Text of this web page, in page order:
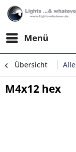
Menü
Übersicht
M4x12 hex